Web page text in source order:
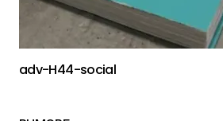
adv-H44-social